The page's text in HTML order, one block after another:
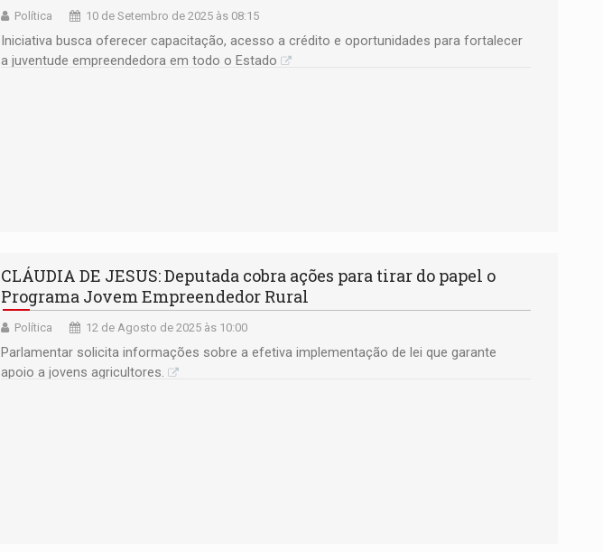
Política 10 de Setembro de 2025 às 08:15
Iniciativa busca oferecer capacitação, acesso a crédito e oportunidades para fortalecer
a juventude empreendedora em todo o Estado
CLÁUDIA DE JESUS: Deputada cobra ações para tirar do papel o
Programa Jovem Empreendedor Rural
Política 12 de Agosto de 2025 às 10:00
Parlamentar solicita informações sobre a efetiva implementação de lei que garante
apoio a jovens agricultores.